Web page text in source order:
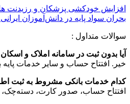
افزایش خودکشی پزشکان و رزیدنت‌
بحران سواد پایه در دانش‌آموزان
سوالات متداول :
آیا بدون ثبت در سامانه املاک و
خیر. افتتاح حساب و سایر خدمات پایه
کدام خدمات بانکی مشروط به ثبت
افتتاح حساب، صدور کارت، دسته‌چک،